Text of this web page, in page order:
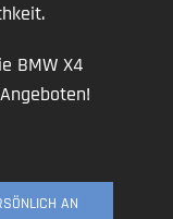
BMW X4
AN